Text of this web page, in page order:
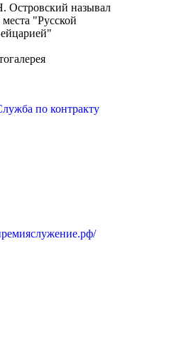
Островский называл
места "Русской